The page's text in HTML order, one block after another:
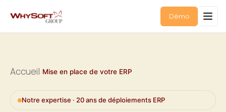
Démo
Accueil Mise en place de votre ERP
Notre expertise · 20 ans de déploiements ERP